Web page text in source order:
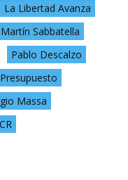
La Libertad Avanza
Martín Sabbatella
Pablo Descalzo
Presupuesto
Massa